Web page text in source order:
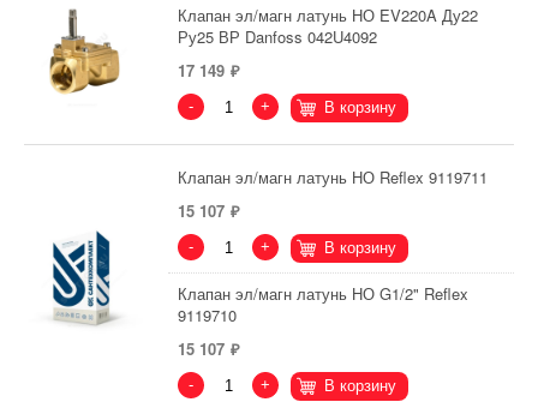
Клапан эл/магн латунь НО EV220A Ду22
Ру25 ВР Danfoss 042U4092
17 149
- + В корзину
Клапан эл/магн латунь НО Reflex 9119711
15 107
- + В корзину
Клапан эл/магн латунь НО G1/2" Reflex
9119710
15 107
- + В корзину